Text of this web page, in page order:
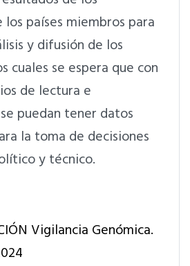
países miembros para
y difusión de los
cuales se espera que con
de lectura e
puedan tener datos
la toma de decisiones
y técnico.
Vigilancia Genómica.